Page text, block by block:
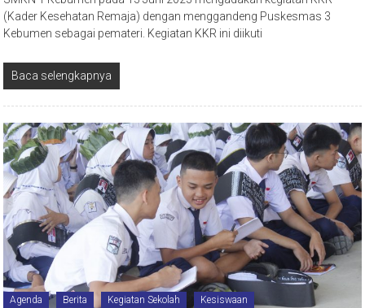
(Kader Kesehatan Remaja) dengan menggandeng Puskesmas 3
Kebumen sebagai pemateri. Kegiatan KKR ini diikuti
Baca selengkapnya
Agenda Berita Kegiatan Sekolah Kesiswaan